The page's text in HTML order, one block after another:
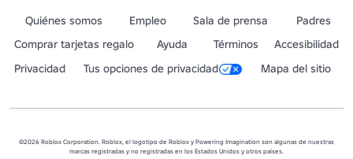
Quiénes somos Empleo Sala de prensa
Padres
Comprar tarjetas regalo
Ayuda Términos
Accesibilidad
Privacidad
Tus opciones de privacidad Mapa del sitio
©2026 Roblox Corporation. Roblox, el logotipo de Roblox y Powering Imagination son algunas de nuestras
marcas registradas y no registradas en los Estados Unidos y otros países.